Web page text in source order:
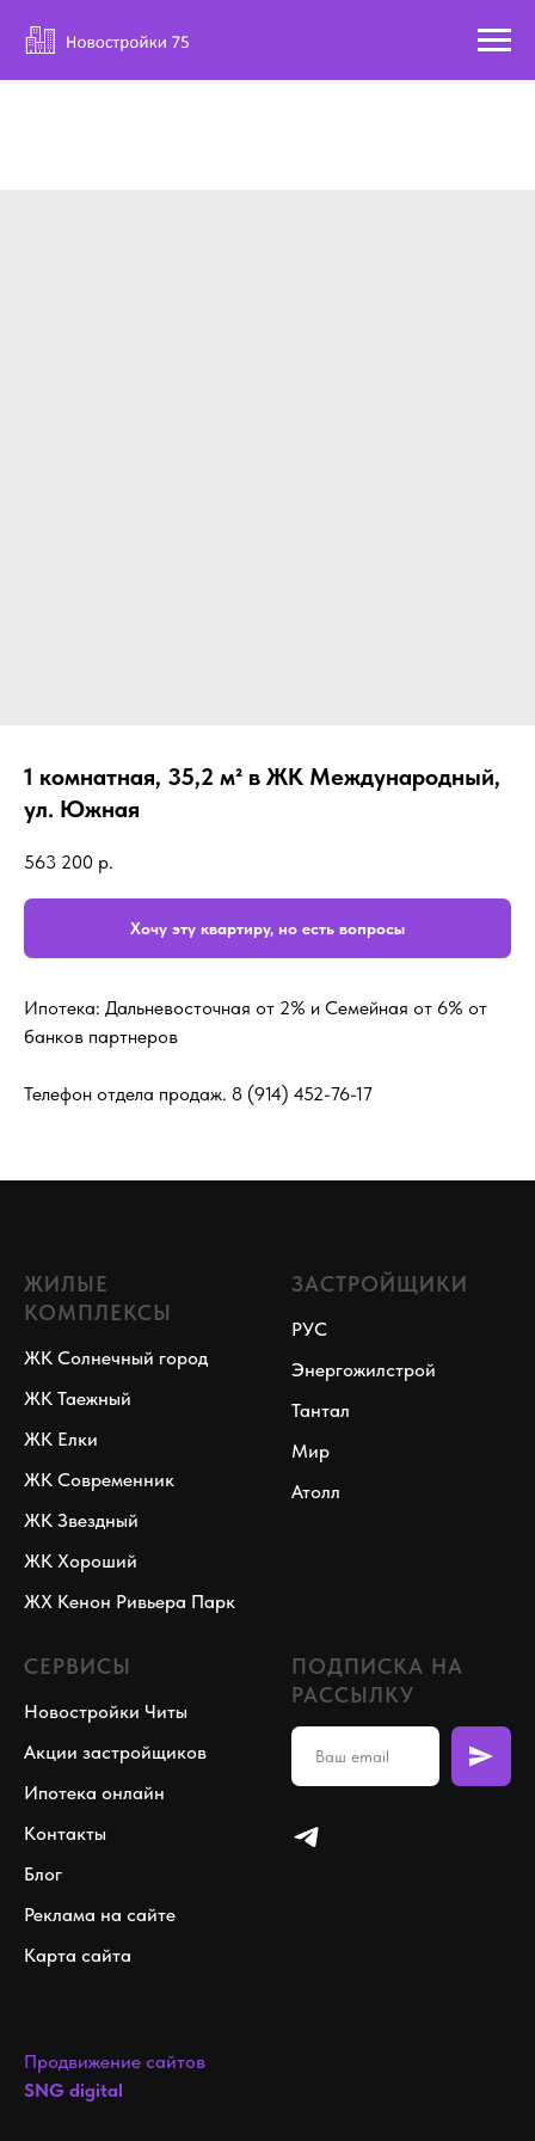
1 комнатная, 35,2 м² в ЖК Международный,
ул. Южная
563 200 р.
Хочу эту квартиру, но есть вопросы
Ипотека: Дальневосточная от 2% и Семейная от 6% от
банков партнеров
Телефон отдела продаж. 8 (914) 452-76-17
ЖИЛЫЕ
КОМПЛЕКСЫ
ЖК Солнечный город
ЖК Таежный
ЖК Елки
ЖК Современник
ЖК Звездный
ЖК Хороший
ЖХ Кенон Ривьера Парк
ЗАСТРОЙЩИКИ
РУС
Энергожилстрой
Тантал
Мир
Атолл
СЕРВИСЫ
Новостройки Читы
Акции застройщиков
Ипотека онлайн
Контакты
Блог
Реклама на сайте
Карта сайта
ПОДПИСКА НА
РАССЫЛКУ
Продвижение сайтов
SNG digital